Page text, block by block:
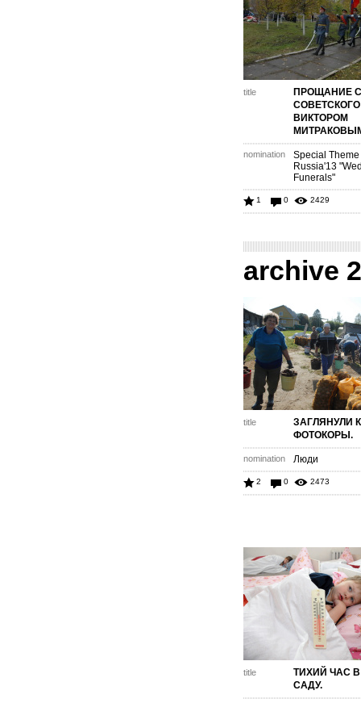
title
ПРОЩАНИЕ
ВИКТОРОМ
nomination
Special Theme
Russia'13
Funerals"
1 0 2429
archive
title
ЗАГЛЯНУЛИ
ФОТОКОРЫ.
nomination Люди
2 0 2473
title
ТИХИЙ ЧАС
САДУ.